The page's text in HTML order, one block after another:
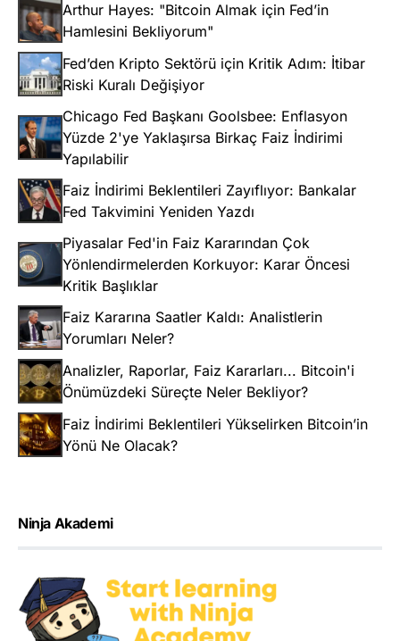
Arthur Hayes: "Bitcoin Almak için Fed’in
Hamlesini Bekliyorum"
Fed’den Kripto Sektörü için Kritik Adım: İtibar
Riski Kuralı Değişiyor
Chicago Fed Başkanı Goolsbee: Enflasyon
Yüzde 2'ye Yaklaşırsa Birkaç Faiz İndirimi
Yapılabilir
Faiz İndirimi Beklentileri Zayıflıyor: Bankalar
Fed Takvimini Yeniden Yazdı
Piyasalar Fed'in Faiz Kararından Çok
Yönlendirmelerden Korkuyor: Karar Öncesi
Kritik Başlıklar
Faiz Kararına Saatler Kaldı: Analistlerin
Yorumları Neler?
Analizler, Raporlar, Faiz Kararları... Bitcoin'i
Önümüzdeki Süreçte Neler Bekliyor?
Faiz İndirimi Beklentileri Yükselirken Bitcoin’in
Yönü Ne Olacak?
Ninja Akademi